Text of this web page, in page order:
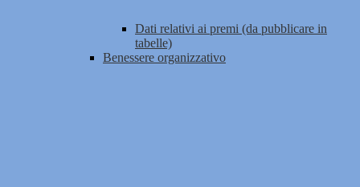
Dati relativi ai premi (da pubblicare in
tabelle)
Benessere organizzativo